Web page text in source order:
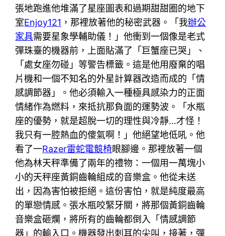
張地跑進他堆滿了星座圖表和過期甜甜圈的地下
室Enjoy121 ，那裡放著他的秘密武器。「我辦公
家具需要星象學輔助儀！」他衝到一個像是老式
彈珠臺的機器前，上面貼滿了「巨蟹座已哭」、
「處女座勿碰」等警告標籤。這是他用廢棄的唱
片機和一個不知名的外星計算器改造而成的「情
感調節器」。他必須輸入一種極具感染力的正面
情緒作為燃料，來抵抗那負面的運勢波。「水瓶
座的優勢，就是超脫一切的理性與冷靜…才怪！
我只有一腔熱血的傻氣啊！」他絕望地低吼。他
看了一Razer雷蛇電競椅眼腳邊。那裡放著一個
他為林天秤準備了兩年的禮物：一個用一萬塊小
小的天秤座黃銅齒輪組成的音樂盒。他從未送
出，因為害怕被拒絕。這份害怕，就是純度最高
的單戀情感。張水瓶咬緊牙關，將那個黃銅齒輪
音樂盒砸爛，將所有的齒輪都倒入「情感調節
器」的輸入口。機器發出刺耳的尖叫，接著，彈